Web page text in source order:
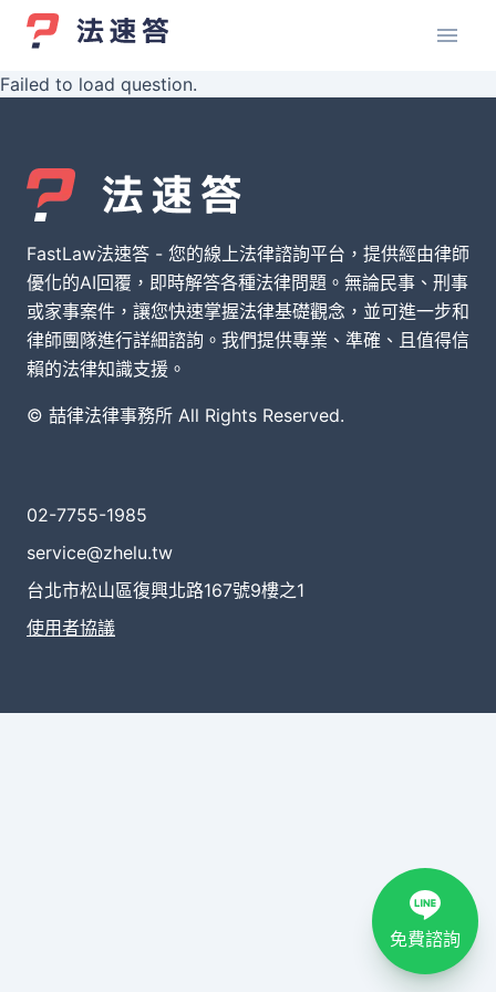
Failed to load question.
FastLaw法速答 - 您的線上法律諮詢平台，提供經由律師
優化的AI回覆，即時解答各種法律問題。無論民事、刑事
或家事案件，讓您快速掌握法律基礎觀念，並可進一步和
律師團隊進行詳細諮詢。我們提供專業、準確、且值得信
賴的法律知識支援。
© 喆律法律事務所 All Rights Reserved.
02-7755-1985
service@zhelu.tw
台北市松山區復興北路167號9樓之1
使用者協議
免費諮詢